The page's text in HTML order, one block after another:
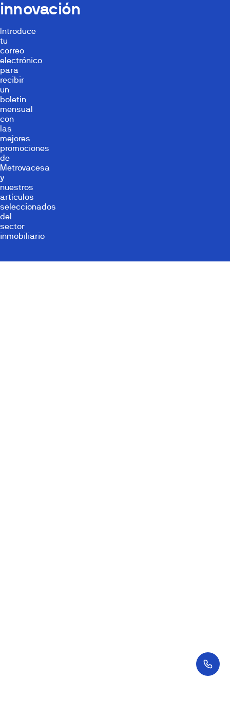
innovación
Introduce
tu
correo
electrónico
para
recibir
un
boletín
mensual
con
las
mejores
promociones
de
Metrovacesa
y
nuestros
artículos
seleccionados
del
sector
inmobiliario